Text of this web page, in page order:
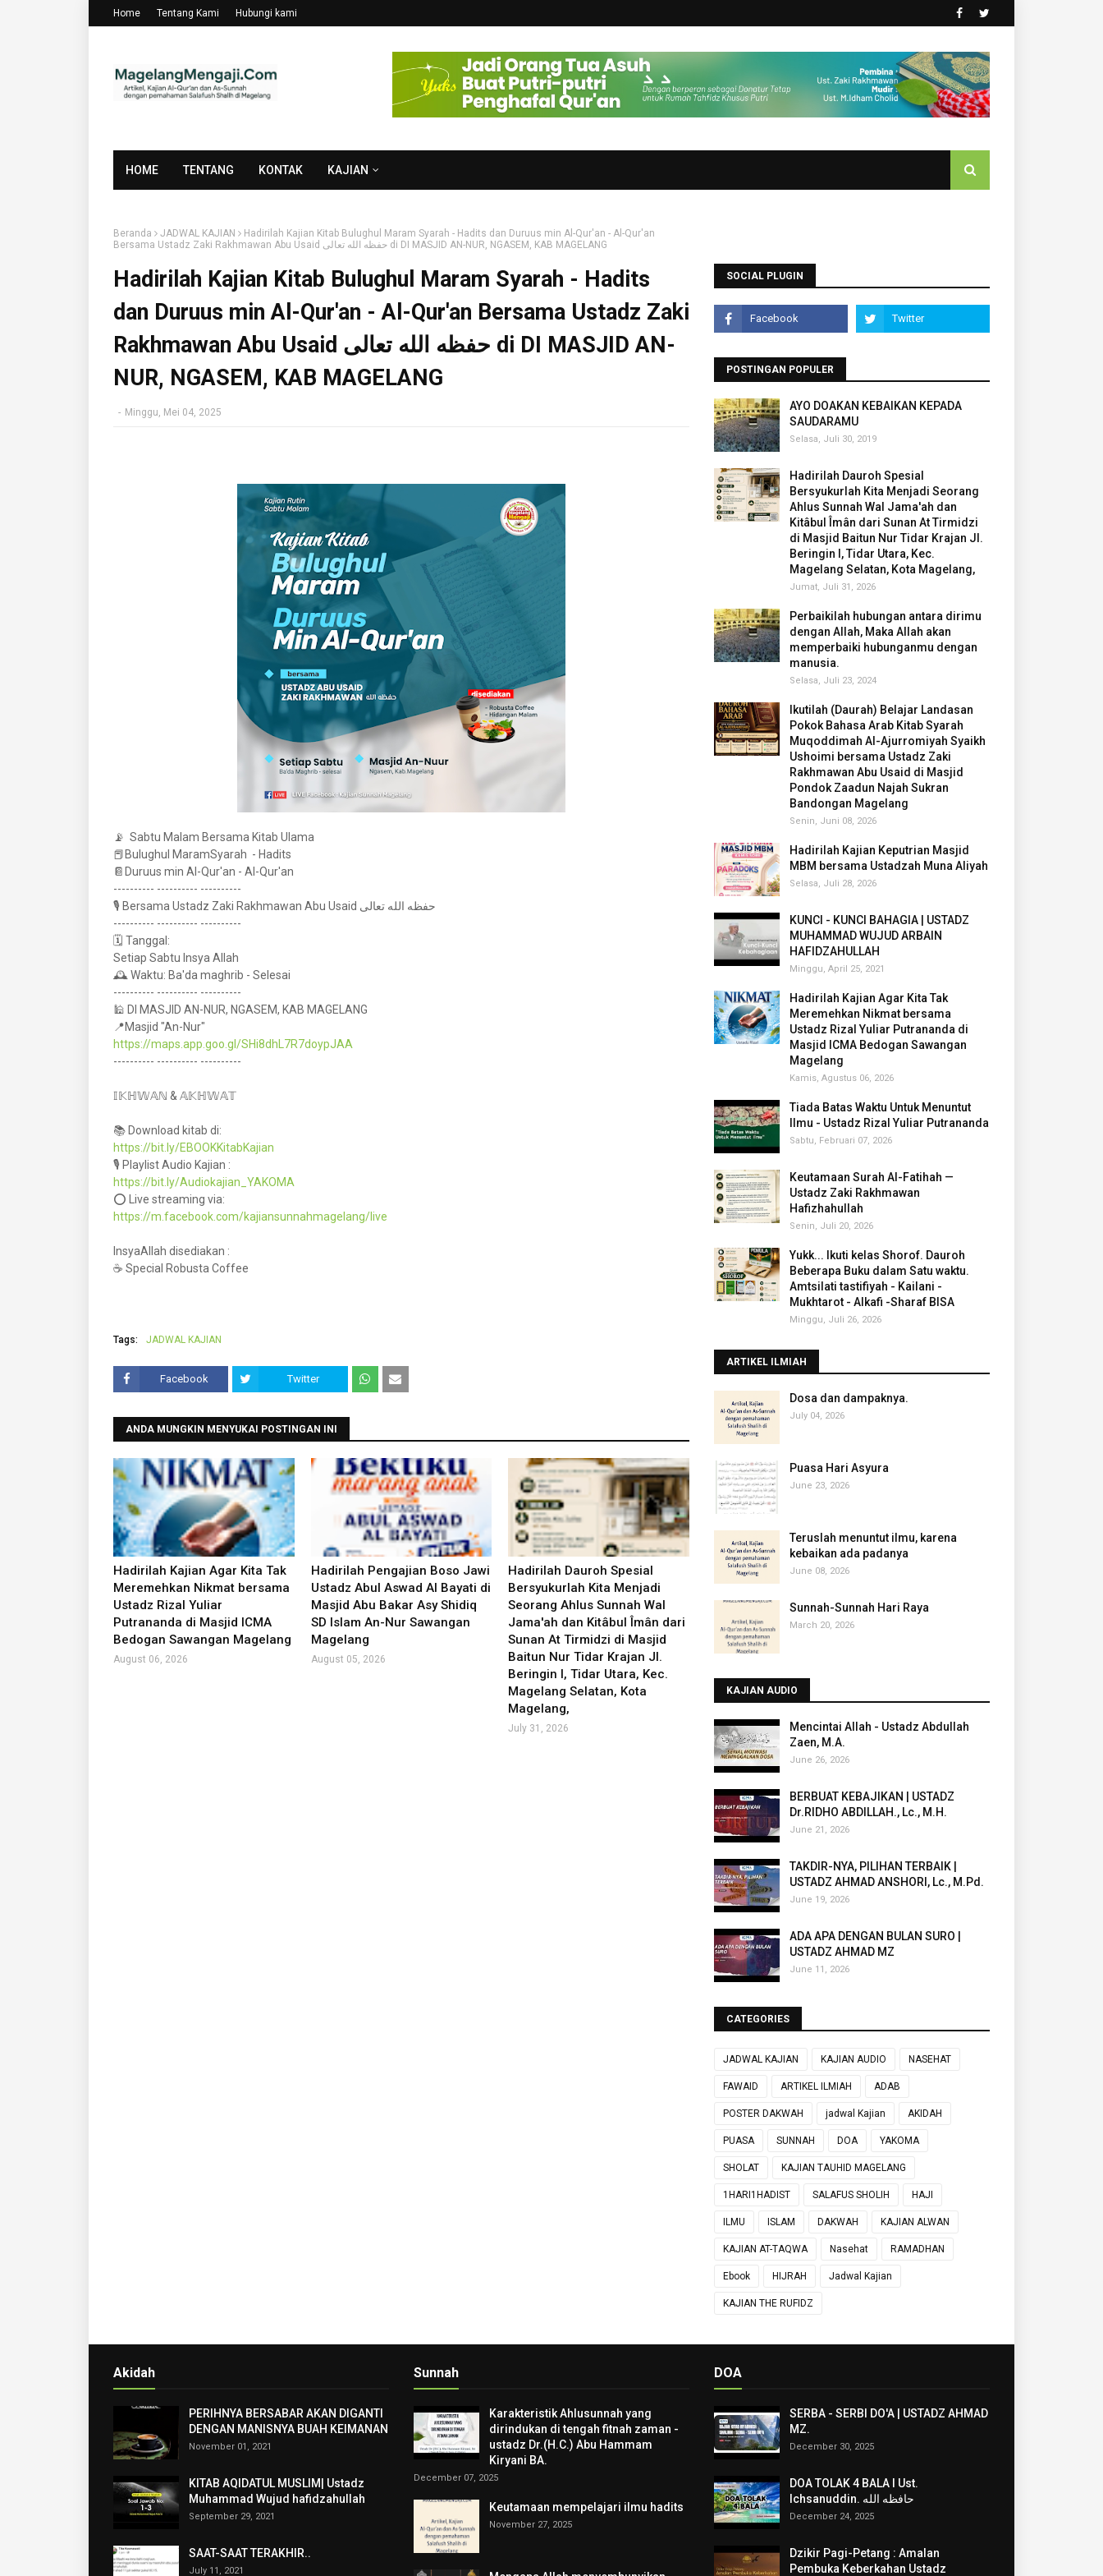
Home Tentang Kami Hubungi kami
HOME TENTANG KONTAK KAJIAN
Beranda JADWAL KAJIAN
Hadirilah Kajian Kitab Bulughul Maram Syarah - Hadits dan Duruus min Al-Qur'an - Al-Qur'an
Bersama Ustadz Zaki Rakhmawan Abu Usaid حفظه الله تعالى di DI MASJID AN-NUR, NGASEM, KAB MAGELANG
Hadirilah Kajian Kitab Bulughul Maram Syarah - Hadits
dan Duruus min Al-Qur'an - Al-Qur'an Bersama Ustadz Zaki
Rakhmawan Abu Usaid حفظه الله تعالى di DI MASJID AN-
NUR, NGASEM, KAB MAGELANG
- Minggu, Mei 04, 2025
📡 Sabtu Malam Bersama Kitab Ulama
📕Bulughul MaramSyarah - Hadits
📔Duruus min Al-Qur'an - Al-Qur'an
---------- ---------- ----------
🎙️ Bersama Ustadz Zaki Rakhmawan Abu Usaid حفظه الله تعالى
---------- ---------- ----------
🗓️ Tanggal:
Setiap Sabtu Insya Allah
🕰️ Waktu: Ba'da maghrib - Selesai
---------- ---------- ----------
🕌 DI MASJID AN-NUR, NGASEM, KAB MAGELANG
📍Masjid "An-Nur"
https://maps.app.goo.gl/SHi8dhL7R7doypJAA
---------- ---------- ----------
𝕀𝕂ℍ𝕎𝔸ℕ & 𝔸𝕂ℍ𝕎𝔸𝕋
📚 Download kitab di:
https://bit.ly/EBOOKKitabKajian
🎙️ Playlist Audio Kajian :
https://bit.ly/Audiokajian_YAKOMA
⭕ Live streaming via:
https://m.facebook.com/kajiansunnahmagelang/live
InsyaAllah disediakan :
☕ Special Robusta Coffee
Tags: JADWAL KAJIAN
Facebook Twitter
ANDA MUNGKIN MENYUKAI POSTINGAN INI
Hadirilah Kajian Agar Kita Tak
Meremehkan Nikmat bersama
Ustadz Rizal Yuliar
Putrananda di Masjid ICMA
Bedogan Sawangan Magelang
August 06, 2026
Hadirilah Pengajian Boso Jawi
Ustadz Abul Aswad Al Bayati di
Masjid Abu Bakar Asy Shidiq
SD Islam An-Nur Sawangan
Magelang
August 05, 2026
Hadirilah Dauroh Spesial
Bersyukurlah Kita Menjadi
Seorang Ahlus Sunnah Wal
Jama'ah dan Kitâbul Îmân dari
Sunan At Tirmidzi di Masjid
Baitun Nur Tidar Krajan Jl.
Beringin I, Tidar Utara, Kec.
Magelang Selatan, Kota
Magelang,
July 31, 2026
SOCIAL PLUGIN
POSTINGAN POPULER
AYO DOAKAN KEBAIKAN KEPADA
SAUDARAMU
Selasa, Juli 30, 2019
Hadirilah Dauroh Spesial
Bersyukurlah Kita Menjadi Seorang
Ahlus Sunnah Wal Jama'ah dan
Kitâbul Îmân dari Sunan At Tirmidzi
di Masjid Baitun Nur Tidar Krajan Jl.
Beringin I, Tidar Utara, Kec.
Magelang Selatan, Kota Magelang,
Jumat, Juli 31, 2026
Perbaikilah hubungan antara dirimu
dengan Allah, Maka Allah akan
memperbaiki hubunganmu dengan
manusia.
Selasa, Juli 23, 2024
Ikutilah (Daurah) Belajar Landasan
Pokok Bahasa Arab Kitab Syarah
Muqoddimah Al-Ajurromiyah Syaikh
Ushoimi bersama Ustadz Zaki
Rakhmawan Abu Usaid di Masjid
Pondok Zaadun Najah Sukran
Bandongan Magelang
Senin, Juni 08, 2026
Hadirilah Kajian Keputrian Masjid
MBM bersama Ustadzah Muna Aliyah
Selasa, Juli 28, 2026
KUNCI - KUNCI BAHAGIA | USTADZ
MUHAMMAD WUJUD ARBAIN
HAFIDZAHULLAH
Minggu, April 25, 2021
Hadirilah Kajian Agar Kita Tak
Meremehkan Nikmat bersama
Ustadz Rizal Yuliar Putrananda di
Masjid ICMA Bedogan Sawangan
Magelang
Kamis, Agustus 06, 2026
Tiada Batas Waktu Untuk Menuntut
Ilmu - Ustadz Rizal Yuliar Putrananda
Sabtu, Februari 07, 2026
Keutamaan Surah Al-Fatihah —
Ustadz Zaki Rakhmawan
Hafizhahullah
Senin, Juli 20, 2026
Yukk... Ikuti kelas Shorof. Dauroh
Beberapa Buku dalam Satu waktu.
Amtsilati tastifiyah - Kailani -
Mukhtarot - Alkafi -Sharaf BISA
Minggu, Juli 26, 2026
ARTIKEL ILMIAH
‎Dosa dan dampaknya.
July 04, 2026
Puasa Hari Asyura
June 23, 2026
Teruslah menuntut ilmu, karena
kebaikan ada padanya
June 08, 2026
Sunnah-Sunnah Hari Raya
March 20, 2026
KAJIAN AUDIO
Mencintai Allah - Ustadz Abdullah
Zaen, M.A.
June 26, 2026
BERBUAT KEBAJIKAN | USTADZ
Dr.RIDHO ABDILLAH., Lc., M.H.
June 21, 2026
TAKDIR-NYA, PILIHAN TERBAIK |
USTADZ AHMAD ANSHORI, Lc., M.Pd.
June 19, 2026
ADA APA DENGAN BULAN SURO |
USTADZ AHMAD MZ
June 11, 2026
CATEGORIES
JADWAL KAJIAN KAJIAN AUDIO NASEHAT
FAWAID ARTIKEL ILMIAH ADAB
POSTER DAKWAH jadwal Kajian AKIDAH
PUASA SUNNAH DOA YAKOMA
SHOLAT KAJIAN TAUHID MAGELANG
1HARI1HADIST SALAFUS SHOLIH HAJI
ILMU ISLAM DAKWAH KAJIAN ALWAN
KAJIAN AT-TAQWA Nasehat RAMADHAN
Ebook HIJRAH Jadwal Kajian
KAJIAN THE RUFIDZ
Akidah
PERIHNYA BERSABAR AKAN DIGANTI
DENGAN MANISNYA BUAH KEIMANAN
November 01, 2021
KITAB AQIDATUL MUSLIM| Ustadz
Muhammad Wujud hafidzahullah
September 29, 2021
SAAT-SAAT TERAKHIR..
July 11, 2021
Sunnah
Karakteristik Ahlusunnah yang
dirindukan di tengah fitnah zaman -
ustadz Dr.(H.C.) Abu Hammam
Kiryani BA.
December 07, 2025
Keutamaan mempelajari ilmu hadits
November 27, 2025
DOA
SERBA - SERBI DO'A | USTADZ AHMAD
MZ.
December 30, 2025
DOA TOLAK 4 BALA I Ust.
Ichsanuddin. حافظه الله
December 24, 2025
Dzikir Pagi-Petang : Amalan
Pembuka Keberkahan Ustadz